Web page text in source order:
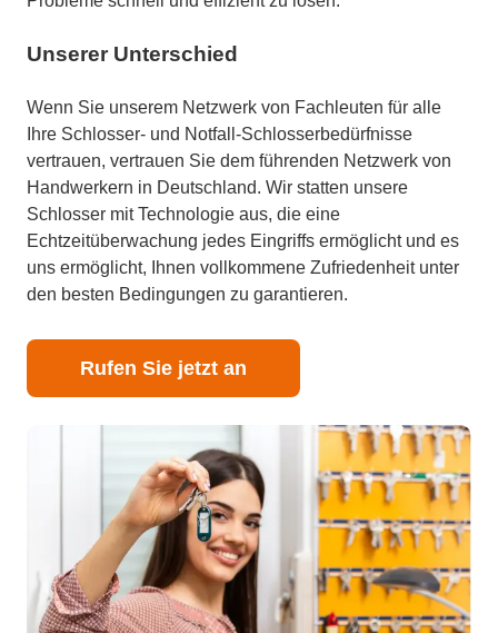
Unserer Unterschied
Wenn Sie unserem Netzwerk von Fachleuten für alle
Ihre Schlosser- und Notfall-Schlosserbedürfnisse
vertrauen, vertrauen Sie dem führenden Netzwerk von
Handwerkern in Deutschland. Wir statten unsere
Schlosser mit Technologie aus, die eine
Echtzeitüberwachung jedes Eingriffs ermöglicht und es
uns ermöglicht, Ihnen vollkommene Zufriedenheit unter
den besten Bedingungen zu garantieren.
Rufen Sie jetzt an